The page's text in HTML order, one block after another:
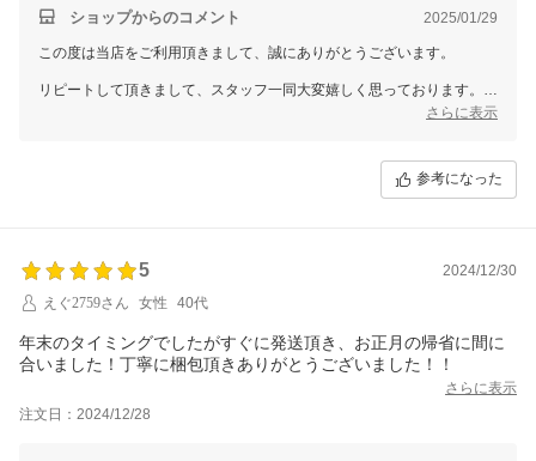
ショップからのコメント 2025/01/29
この度は当店をご利用頂きまして、誠にありがとうございます。
リピートして頂きまして、スタッフ一同大変嬉しく思っております。
さらに表示
参考になった
5
2024/12/30
えぐ2759さん
女性 40代
年末のタイミングでしたがすぐに発送頂き、お正月の帰省に間に
合いました！丁寧に梱包頂きありがとうございました！！
さらに表示
注文日：2024/12/28